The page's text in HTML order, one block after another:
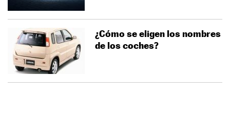
¿Cómo se eligen los nombres
de los coches?